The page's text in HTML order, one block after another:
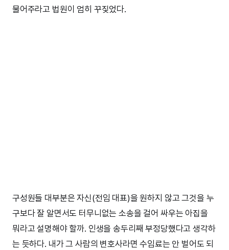
물어주라고 법원이 엄히 꾸짖었다.
구성원들 대부분은 자신(전임 대표)을 원하지 않고 그것을 누
구보다 잘 알면서도 터무니없는 소송을 걸어 싸우는 아집을
뭐라고 설명해야 할까. 인생을 송두리째 부정당했다고 생각하
는 듯하다. 내가 그 사람의 변호사라면 수임료는 안 벌어도 되